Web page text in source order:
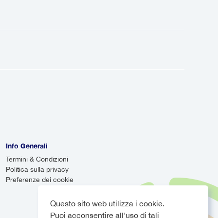
Questo sito web utilizza i cookie.
Puoi acconsentire all'uso di tali
viaggiare con fiducia, sapendo
aeroportuale è un servizio
Info Generali
Termini & Condizioni
Politica sulla privacy
Preferenze dei cookie